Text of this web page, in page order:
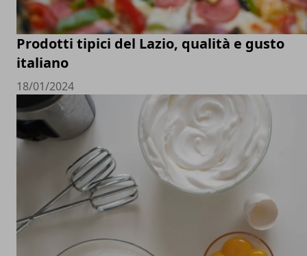
Prodotti tipici del Lazio, qualità e gusto
italiano
18/01/2024